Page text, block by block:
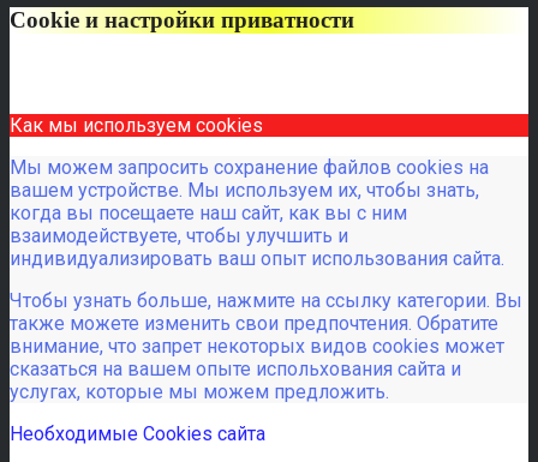
Cookie и настройки приватности
Как мы используем cookies
Мы можем запросить сохранение файлов cookies на
вашем устройстве. Мы используем их, чтобы знать,
когда вы посещаете наш сайт, как вы с ним
взаимодействуете, чтобы улучшить и
индивидуализировать ваш опыт использования сайта.
Чтобы узнать больше, нажмите на ссылку категории. Вы
также можете изменить свои предпочтения. Обратите
внимание, что запрет некоторых видов cookies может
сказаться на вашем опыте испольхования сайта и
услугах, которые мы можем предложить.
Необходимые Cookies сайта